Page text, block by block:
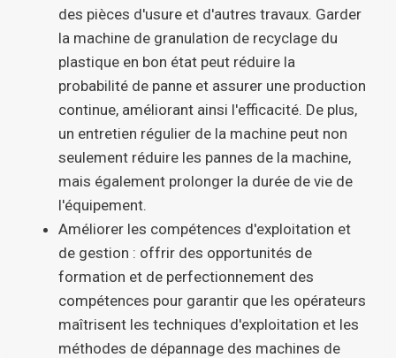
des pièces d'usure et d'autres travaux. Garder
la machine de granulation de recyclage du
plastique en bon état peut réduire la
probabilité de panne et assurer une production
continue, améliorant ainsi l'efficacité. De plus,
un entretien régulier de la machine peut non
seulement réduire les pannes de la machine,
mais également prolonger la durée de vie de
l'équipement.
Améliorer les compétences d'exploitation et
de gestion : offrir des opportunités de
formation et de perfectionnement des
compétences pour garantir que les opérateurs
maîtrisent les techniques d'exploitation et les
méthodes de dépannage des machines de